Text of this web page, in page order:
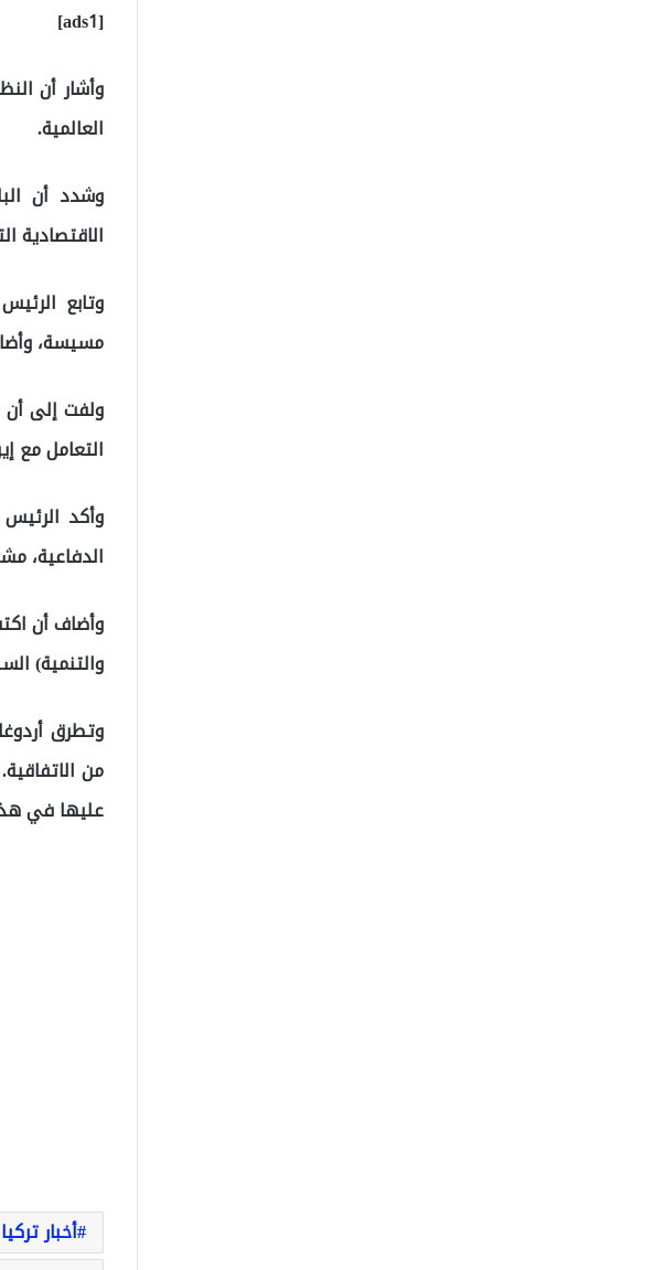
[ads1]
وأشار أن
العالمية.
وشدد أن
الاقتصادية
وتابع
مسيسة،
ولفت إلى أن
التعامل مع
وأكد
الدفاعية،
والتنمية)
من
عليها في
أخبار تركيا